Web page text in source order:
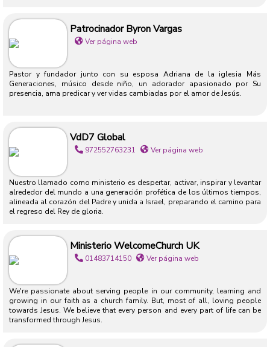
Patrocinador Byron Vargas
Ver página web
Pastor y fundador junto con su esposa Adriana de la iglesia Más
Generaciones, músico desde niño, un adorador apasionado por Su
presencia, ama predicar y ver vidas cambiadas por el amor de Jesús.
VdD7 Global
972552763231 Ver página web
Nuestro llamado como ministerio es despertar, activar, inspirar y levantar
alrededor del mundo a una generación profética de los últimos tiempos,
alineada al corazón del Padre y unida a Israel, preparando el camino para
el regreso del Rey de gloria.
Ministerio WelcomeChurch UK
01483714150 Ver página web
We're passionate about serving people in our community, learning and
growing in our faith as a church family. But, most of all, loving people
towards Jesus. We believe that every person and every part of life can be
transformed through Jesus.